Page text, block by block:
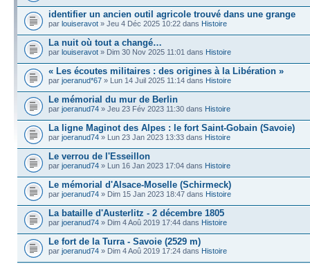
identifier un ancien outil agricole trouvé dans une grange
par louiseravot » Jeu 4 Déc 2025 10:22 dans Histoire
La nuit où tout a changé…
par louiseravot » Dim 30 Nov 2025 11:01 dans Histoire
« Les écoutes militaires : des origines à la Libération »
par joeranud*67 » Lun 14 Juil 2025 11:14 dans Histoire
Le mémorial du mur de Berlin
par joeranud74 » Jeu 23 Fév 2023 11:30 dans Histoire
La ligne Maginot des Alpes : le fort Saint-Gobain (Savoie)
par joeranud74 » Lun 23 Jan 2023 13:33 dans Histoire
Le verrou de l'Esseillon
par joeranud74 » Lun 16 Jan 2023 17:04 dans Histoire
Le mémorial d'Alsace-Moselle (Schirmeck)
par joeranud74 » Dim 15 Jan 2023 18:47 dans Histoire
La bataille d'Austerlitz - 2 décembre 1805
par joeranud74 » Dim 4 Aoû 2019 17:44 dans Histoire
Le fort de la Turra - Savoie (2529 m)
par joeranud74 » Dim 4 Aoû 2019 17:24 dans Histoire